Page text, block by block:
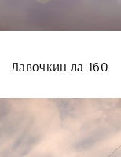
Лавочкин ла-160